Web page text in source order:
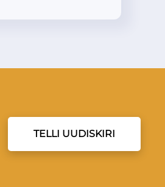
TELLI UUDISKIRI